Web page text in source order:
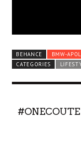
BEHANCE
BMW-
CATEGORIES